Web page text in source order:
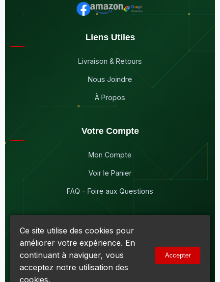
Liens Utiles
Livraison & Retours
Nous Joindre
À Propos
Votre Compte
Mon Compte
Voir le Panier
FAQ - Foire aux Questions
© 2026Maddison Électronique Inc.
Politique de confidentialité & Cookies|
Conditions d'utilisation
Numéro d'entreprise du Québec (NEQ) :
R138919030RT0001 • TVQ : 10-1702-3051TQ0001
Ce site utilise des cookies pour
améliorer votre expérience. En
continuant à naviguer, vous
acceptez notre utilisation des
cookies.
Accepter